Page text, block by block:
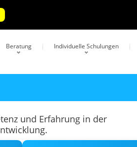
Beratung Individuelle Schulungen
und Erfahrung in der